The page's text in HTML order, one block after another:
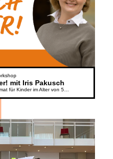
mit Iris Pakusch
Das beliebte Mitsingformat für Kinder im Alter von 5 bis 6 Jahren geht weiter